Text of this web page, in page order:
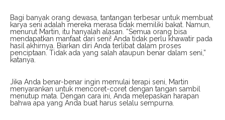
Bagi banyak orang dewasa, tantangan terbesar untuk membuat
karya seni adalah mereka merasa tidak memiliki bakat. Namun,
menurut Martin, itu hanyalah alasan. “Semua orang bisa
mendapatkan manfaat dari seni! Anda tidak perlu khawatir pada
hasil akhirnya. Biarkan diri Anda terlibat dalam proses
penciptaan. Tidak ada yang salah ataupun benar dalam seni,”
katanya.
Jika Anda benar-benar ingin memulai terapi seni, Martin
menyarankan untuk mencoret-coret dengan tangan sambil
menutup mata. Dengan cara ini, Anda melepaskan harapan
bahwa apa yang Anda buat harus selalu sempurna.